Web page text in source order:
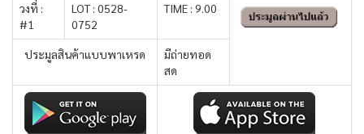
วงที่ :
#1
LOT : 0528-
0752
TIME : 9.00
ประมูลสินค้าแบบพาเหรด
มีถ่ายทอด
สด